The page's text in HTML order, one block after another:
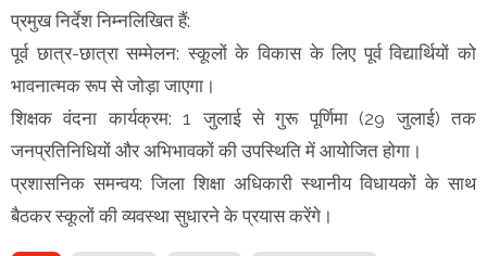
प्रमुख निर्देश निम्नलिखित हैं:
पूर्व छात्र-छात्रा सम्मेलन: स्कूलों के विकास के लिए पूर्व विद्यार्थियों को
भावनात्मक रूप से जोड़ा जाएगा।
शिक्षक वंदना कार्यक्रम: 1 जुलाई से गुरू पूर्णिमा (29 जुलाई) तक
जनप्रतिनिधियों और अभिभावकों की उपस्थिति में आयोजित होगा।
प्रशासनिक समन्वय: जिला शिक्षा अधिकारी स्थानीय विधायकों के साथ
बैठकर स्कूलों की व्यवस्था सुधारने के प्रयास करेंगे।